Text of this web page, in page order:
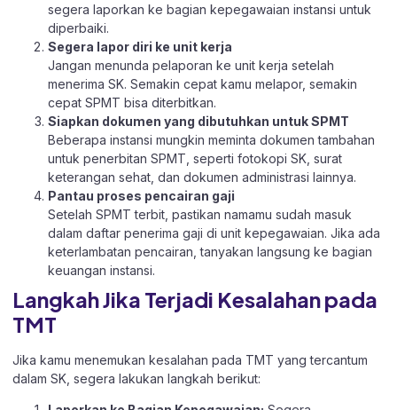
segera laporkan ke bagian kepegawaian instansi untuk
diperbaiki.
Segera lapor diri ke unit kerja
Jangan menunda pelaporan ke unit kerja setelah
menerima SK. Semakin cepat kamu melapor, semakin
cepat SPMT bisa diterbitkan.
Siapkan dokumen yang dibutuhkan untuk SPMT
Beberapa instansi mungkin meminta dokumen tambahan
untuk penerbitan SPMT, seperti fotokopi SK, surat
keterangan sehat, dan dokumen administrasi lainnya.
Pantau proses pencairan gaji
Setelah SPMT terbit, pastikan namamu sudah masuk
dalam daftar penerima gaji di unit kepegawaian. Jika ada
keterlambatan pencairan, tanyakan langsung ke bagian
keuangan instansi.
Langkah Jika Terjadi Kesalahan pada
TMT
Jika kamu menemukan kesalahan pada TMT yang tercantum
dalam SK, segera lakukan langkah berikut:​